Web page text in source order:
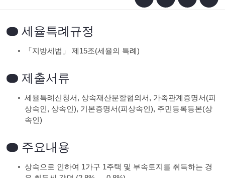
세율특례규정
「지방세법」 제15조(세율의 특례)
제출서류
세율특례신청서, 상속재산분할협의서, 가족관계증명서(피
상속인, 상속인), 기본증명서(피상속인), 주민등록등본(상
속인)
주요내용
상속으로 인하여 1가구 1주택 및 부속토지를 취득하는 경